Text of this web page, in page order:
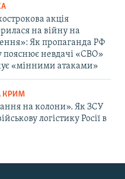
акція
на війну на
Як пропаганда РФ
пояснює невдачі «СВО»
«мінними атаками»
КРИМ
на колони». Як ЗСУ
логістику Росії в